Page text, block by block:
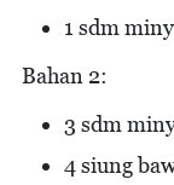
1 sdm
Bahan 2:
3 sdm
4 siung